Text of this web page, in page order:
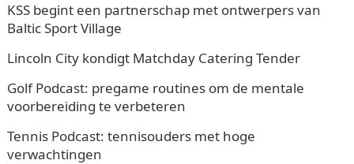
KSS begint een partnerschap met ontwerpers van
Baltic Sport Village
Lincoln City kondigt Matchday Catering Tender
Golf Podcast: pregame routines om de mentale
voorbereiding te verbeteren
Tennis Podcast: tennisouders met hoge
verwachtingen